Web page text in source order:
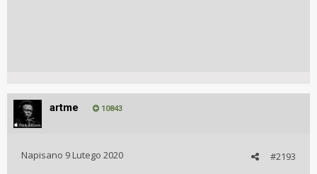
artme 10843
#2193
Napisano 9 Lutego 2020